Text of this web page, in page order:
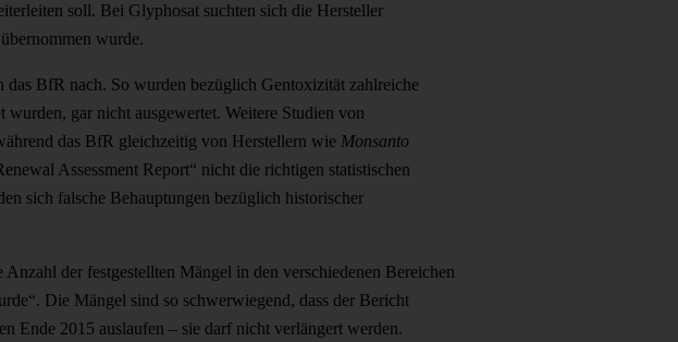
soll. Bei Glyphosat suchten sich die Hersteller
übernommen wurde.
BfR nach. So wurden bezüglich Gentoxizität zahlreiche
wurden, gar nicht ausgewertet. Weitere Studien von
das BfR gleichzeitig von Herstellern wie Monsanto
Assessment Report“ nicht die richtigen statistischen
sich falsche Behauptungen bezüglich historischer
der festgestellten Mängel in den verschiedenen Bereichen
Die Mängel sind so schwerwiegend, dass der Bericht
Ende 2015 auslaufen – sie darf nicht verlängert werden.